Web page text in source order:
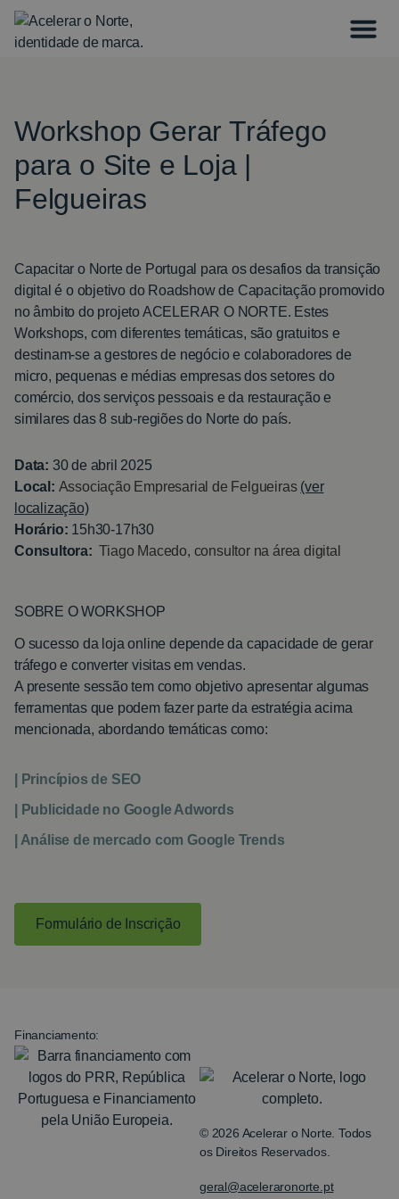
Workshop Gerar Tráfego
para o Site e Loja |
Felgueiras
Capacitar o Norte de Portugal para os desafios da transição
digital é o objetivo do Roadshow de Capacitação promovido
no âmbito do projeto ACELERAR O NORTE. Estes
Workshops, com diferentes temáticas, são gratuitos e
destinam-se a gestores de negócio e colaboradores de
micro, pequenas e médias empresas dos setores do
comércio, dos serviços pessoais e da restauração e
similares das 8 sub-regiões do Norte do país.
Data: 30 de abril 2025
Local: Associação Empresarial de Felgueiras (ver
localização)
Horário: 15h30-17h30
Consultora:Tiago Macedo, consultor na área digital
SOBRE O WORKSHOP
O sucesso da loja online depende da capacidade de gerar
tráfego e converter visitas em vendas.
A presente sessão tem como objetivo apresentar algumas
ferramentas que podem fazer parte da estratégia acima
mencionada, abordando temáticas como:
| Princípios de SEO
| Publicidade no Google Adwords
| Análise de mercado com Google Trends
Formulário de Inscrição
© 2026 Acelerar o Norte. Todos
os Direitos Reservados.
geral@aceleraronorte.pt
Financiamento: